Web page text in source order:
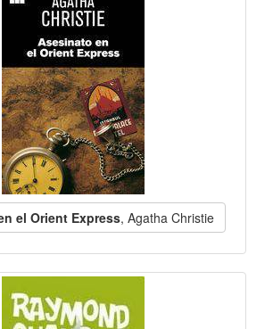
el Orient Express, Agatha Christie